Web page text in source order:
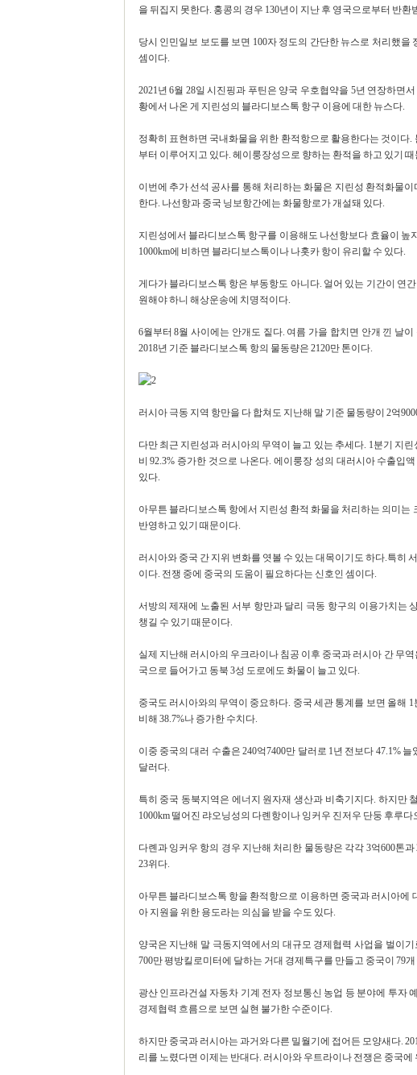
을 뒤집지 못한다. 홍콩의 경우 130년이 지난 후 영국으로부터 반환
당시 인민일보 보도를 보면 100자 정도의 간단한 뉴스로 처리했
셈이다.
2021년 6월 28일 시진핑과 푸틴은 양국 우호협약을 5년 연장하면
황에서 나온 게 지린성의 블라디보스톡 항구 이용에 대한 뉴스다.
정확히 표현하면 국내화물을 위한 환적항으로 활용한다는 것이다.
부터 이루어지고 있다. 헤이룽장성으로 향하는 환적을 하고 있기 때
이번에 추가 선석 공사를 통해 처리하는 화물은 지린성 환적화물
한다. 나선항과 중국 닝보항간에는 화물항로가 개설돼 있다.
지린성에서 블라디보스톡 항구를 이용해도 나선항보다 효율이 높
1000km에 비하면 블라디보스톡이나 나홋카 항이 유리할 수 있다.
게다가 블라디보스톡 항은 부동항도 아니다. 얼어 있는 기간이 연
원해야 하니 해상운송에 치명적이다.
6월부터 8월 사이에는 안개도 짙다. 여름 가을 합치면 안개 낀 날
2018년 기준 블라디보스톡 항의 물동량은 2120만 톤이다.
러시아 극동 지역 항만을 다 합쳐도 지난해 말 기준 물동량이 2억
다만 최근 지린성과 러시아의 무역이 늘고 있는 추세다. 1분기 지
비 92.3% 증가한 것으로 나온다. 에이룽장 성의 대러시아 수출입
있다.
아무튼 블라디보스톡 항에서 지린성 환적 화물을 처리하는 의미
반영하고 있기 때문이다.
러시아와 중국 간 지위 변화를 엿볼 수 있는 대목이기도 하다.특히
이다. 전쟁 중에 중국의 도움이 필요하다는 신호인 셈이다.
서방의 제재에 노출된 서부 항만과 달리 극동 항구의 이용가치는
챙길 수 있기 때문이다.
실제 지난해 러시아의 우크라이나 침공 이후 중국과 러시아 간 무
국으로 들어가고 동북 3성 도로에도 화물이 늘고 있다.
중국도 러시아와의 무역이 중요하다. 중국 세관 통계를 보면 올해
비해 38.7%나 증가한 수치다.
이중 중국의 대러 수출은 240억7400만 달러로 1년 전보다 47.1%
달러다.
특히 중국 동북지역은 에너지 원자재 생산과 비축기지다. 하지만
1000km 떨어진 랴오닝성의 다롄항이나 잉커우 진저우 단둥 후루
다롄과 잉커우 항의 경우 지난해 처리한 물동량은 각각 3억600톤
23위다.
아무튼 블라디보스톡 항을 환적항으로 이용하면 중국과 러시아에
아 지원을 위한 용도라는 의심을 받을 수도 있다.
양국은 지난해 말 극동지역에서의 대규모 경제협력 사업을 벌이
700만 평방킬로미터에 달하는 거대 경제특구를 만들고 중국이 79
광산 인프라건설 자동차 기계 전자 정보통신 농업 등 분야에 투자
경제협력 흐름으로 보면 실현 불가한 수준이다.
하지만 중국과 러시아는 과거와 다른 밀월기에 접어든 모양새다.
리를 노렸다면 이제는 반대다. 러시아와 우트라이나 전쟁은 중국